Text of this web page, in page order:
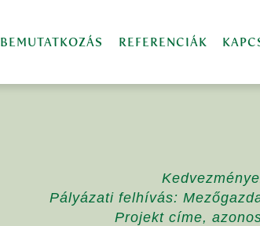
BEMUTATKOZÁS REFERENCIÁK
Pályázati felhívás:
Projekt címe,